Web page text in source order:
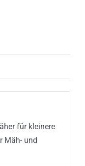
für kleinere
Mäh- und